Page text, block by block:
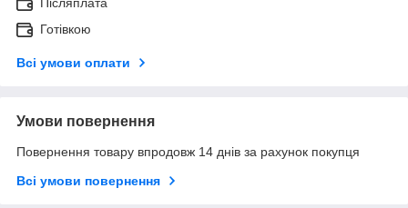
Готівкою
Всі умови оплати
Умови повернення
Повернення товару впродовж 14 днів за рахунок покупця
Всі умови повернення